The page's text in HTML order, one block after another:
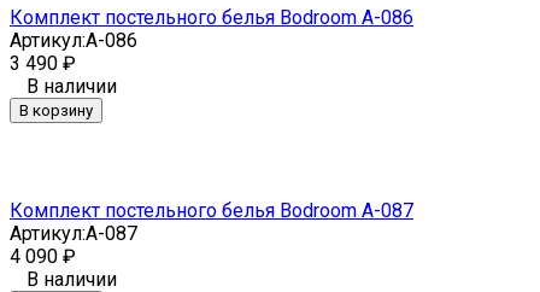
Комплект постельного белья Bodroom A-086
Артикул:A-086
3 490 ₽
В наличии
В корзину
Комплект постельного белья Bodroom A-087
Артикул:A-087
4 090 ₽
В наличии